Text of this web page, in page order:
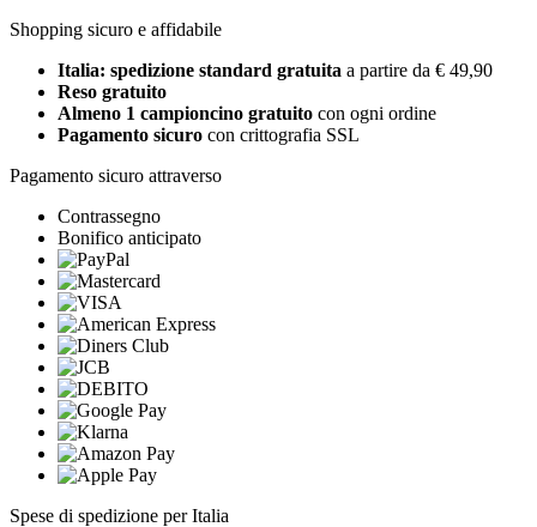
Shopping sicuro e affidabile
Italia: spedizione standard gratuita a partire da € 49,90
Reso gratuito
Almeno 1 campioncino gratuito con ogni ordine
Pagamento sicuro con crittografia SSL
Pagamento sicuro attraverso
Contrassegno
Bonifico anticipato
Spese di spedizione per Italia